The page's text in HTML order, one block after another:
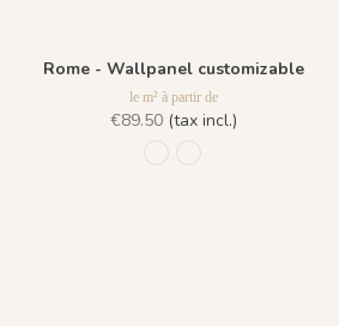
Rome - Wallpanel customizable
le m² à partir de
€89.50(tax incl.)